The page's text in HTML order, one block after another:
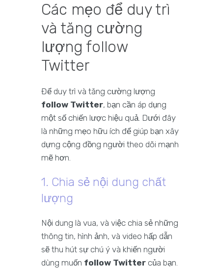
Các mẹo để duy trì
và tăng cường
lượng follow
Twitter
Để duy trì và tăng cường lượng
follow Twitter, bạn cần áp dụng
một số chiến lược hiệu quả. Dưới đây
là những mẹo hữu ích để giúp bạn xây
dựng cộng đồng người theo dõi mạnh
mẽ hơn.
1. Chia sẻ nội dung chất
lượng
Nội dung là vua, và việc chia sẻ những
thông tin, hình ảnh, và video hấp dẫn
sẽ thu hút sự chú ý và khiến người
dùng muốn follow Twitter của bạn.